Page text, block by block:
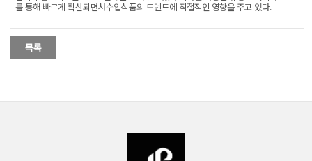
를 통해 빠르게 확산되면서수입식품의 트렌드에 직접적인 영향을 주고 있다.